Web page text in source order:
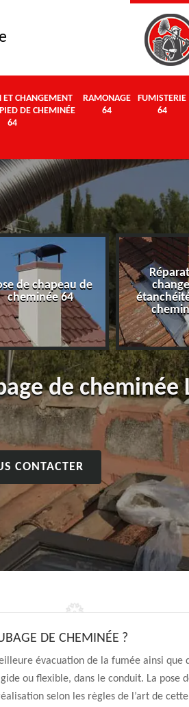
ET CHANGEMENT
DE CHEMINÉE
64
RAMONAGE
64
FUMISTERIE
64
de chapeau de
cheminée 64
de cheminée
CONTACTER
DE CHEMINÉE ?
évacuation de la fumée ainsi que
ou flexible, dans le conduit. La pose
selon les règles de l’art de